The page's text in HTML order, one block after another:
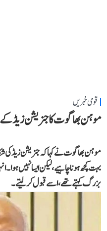
قومی خبریں
موہن بھاگوت کا جنریشن زیڈ
موہن بھاگوت نے کہاکہ جنریشن زیڈ کی
بہت کچھ ہونا چاہیے، لیکن ایسا نہیں
بزرگ کہتے تھے، اسے قبول کر لیتے۔